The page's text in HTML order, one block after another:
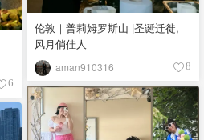
6
伦敦｜普莉姆罗斯山 |圣诞迁徙,
风月俏佳人
aman910316 8